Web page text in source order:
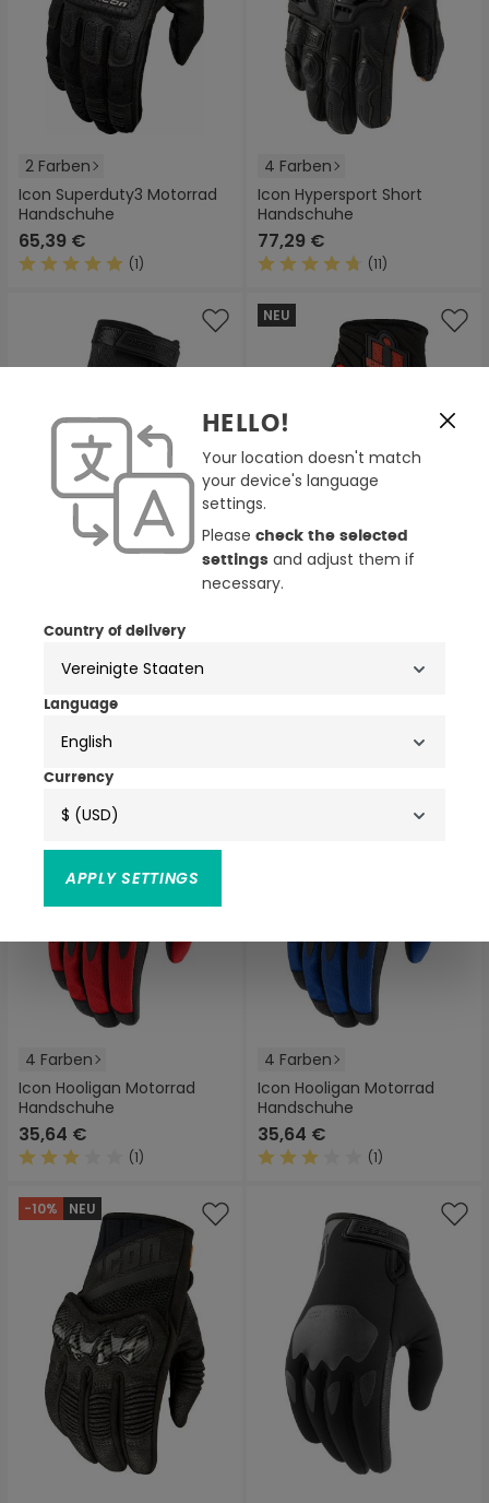
2 Farben
Icon Superduty3 Motorrad
Handschuhe
65,39 €
(1)
4 Farben
Icon Hypersport Short
Handschuhe
77,29 €
(11)
Icon Hooligan Motorrad
Handschuhe
Durchschnittliche Bewertung von 3 von 5 Sternen
NEU
4 Farben
Icon Hooligan Motorrad
Handschuhe
35,64 €
(1)
4 Farben
Icon Hooligan Motorrad
Handschuhe
35,64 €
(1)
-10% NEU
HELLO!
Your location doesn't match
your device's language
settings.
Please check the selected
settings and adjust them if
necessary.
Country of delivery
Language
English
Currency
$ (USD)
APPLY SETTINGS